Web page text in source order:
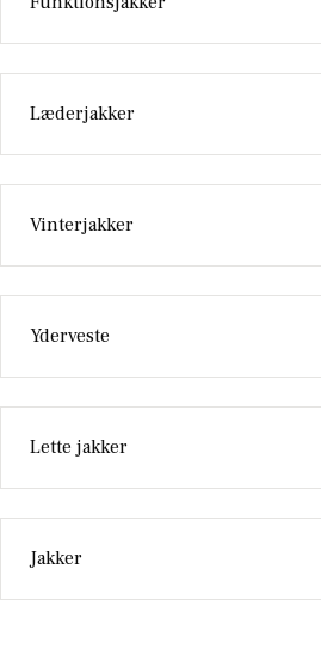
Læderjakker
Vinterjakker
Yderveste
Lette jakker
Jakker